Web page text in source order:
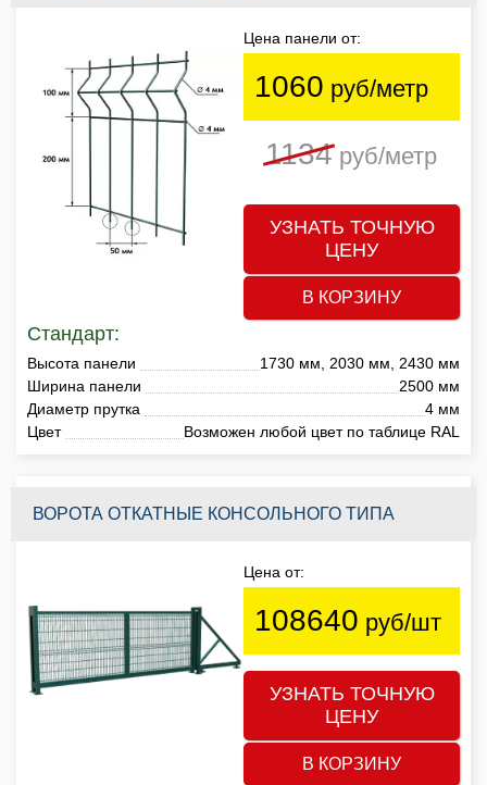
Цена панели от:
1060 руб/метр
1134руб/метр
УЗНАТЬ ТОЧНУЮ
ЦЕНУ
В КОРЗИНУ
Стандарт:
Высота панели
1730 мм, 2030 мм, 2430 мм
Ширина панели
2500 мм
Диаметр прутка
4 мм
Цвет
Возможен любой цвет по таблице RAL
ВОРОТА ОТКАТНЫЕ КОНСОЛЬНОГО ТИПА
Цена от:
108640 руб/шт
УЗНАТЬ ТОЧНУЮ
ЦЕНУ
В КОРЗИНУ